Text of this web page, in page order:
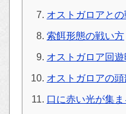
オストガロアと
索餌形態の戦い方
オストガロア回
オストガロアの
口に赤い光が集